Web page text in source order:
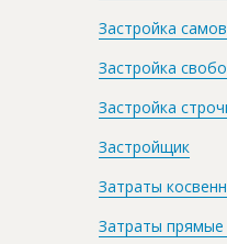
Застройка
Застройка
Застройка
Застройщик
Затраты
Затраты прямые